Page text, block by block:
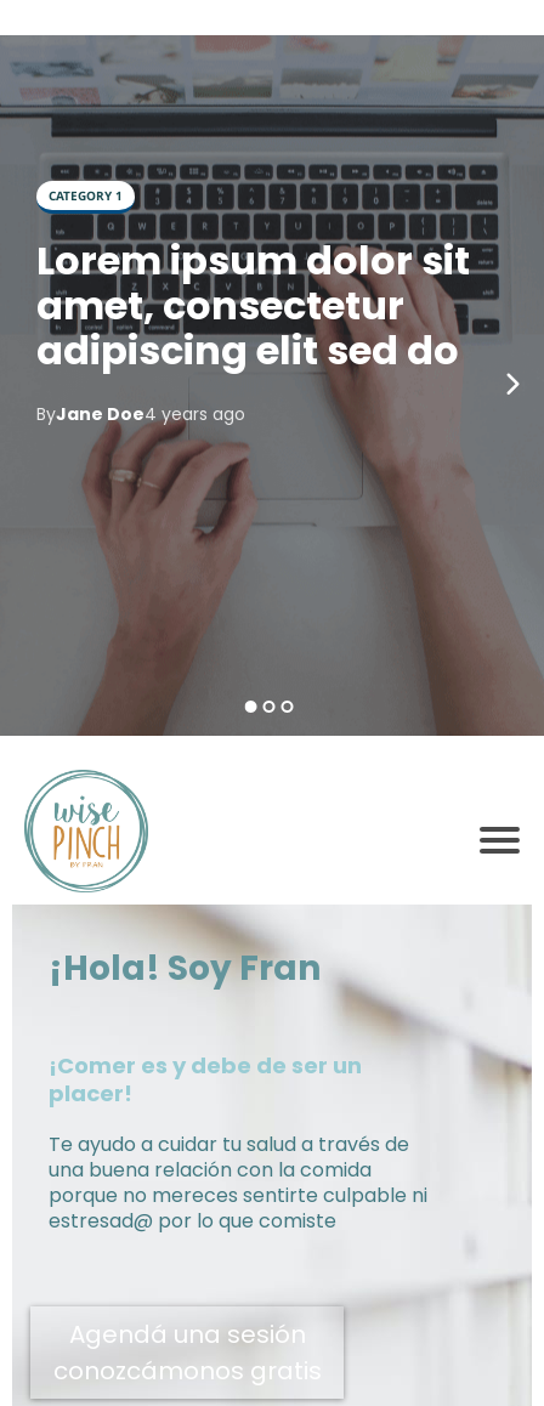
CATEGORY 1
Lorem ipsum dolor sit
amet, consectetur
adipiscing elit sed do
ByJane Doe4 years ago
¡Hola! Soy Fran
¡Comer es y debe de ser un
placer!
Te ayudo a cuidar tu salud a través de
una buena relación con la comida
porque no mereces sentirte culpable ni
estresad@ por lo que comiste
Agendá una sesión
conozcámonos gratis